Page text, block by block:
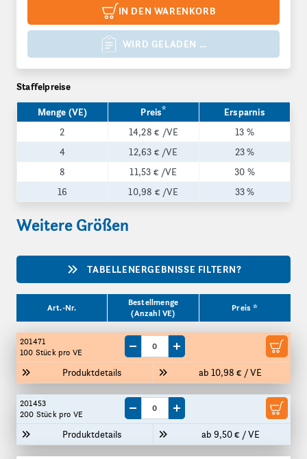
IN DEN WARENKORB
WIRD GELADEN …
Staffelpreise
Menge (VE) Preis*
Ersparnis
2
14,28 € /VE
13 %
4
12,63 € /VE
23 %
8
11,53 € /VE
30 %
16
10,98 € /VE 33 %
Weitere Größen
TABELLENERGEBNISSE FILTERN?
Art.-Nr.
Bestellmenge
(Anzahl VE)
Preis *
201471
100 Stückpro VE
Produktdetails ab 10,98 € / VE
Menge um eine VE reduzieren
Menge um eine VE erhöhen
201453
200 Stückpro VE
Produktdetails ab 9,50 € / VE
Menge um eine VE reduzieren
Menge um eine VE erhöhen